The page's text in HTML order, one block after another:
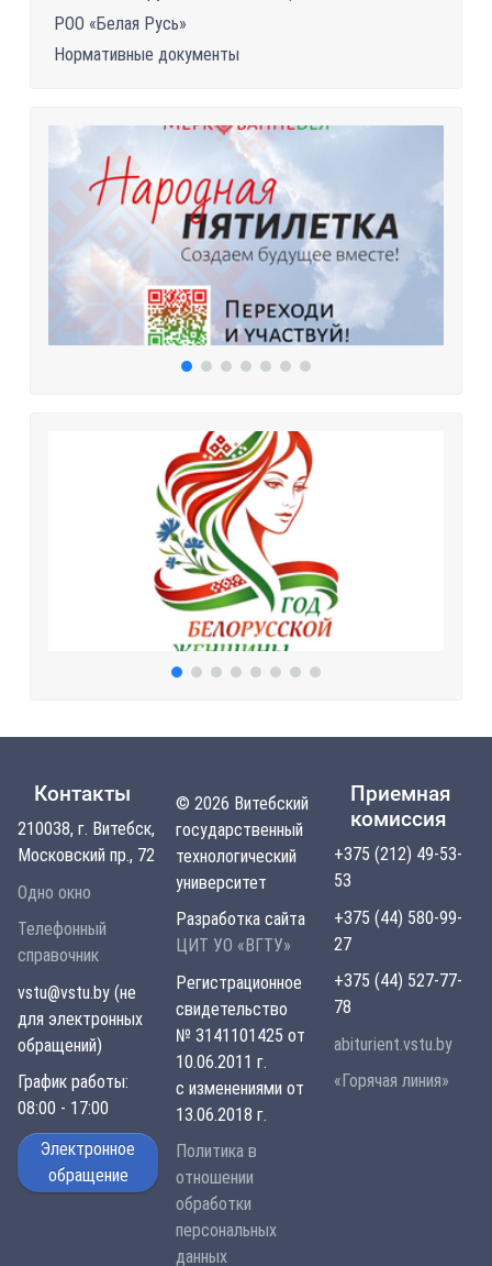
РОО «Белая Русь»
Нормативные документы
Контакты
210038, г. Витебск,
Московский пр., 72
Одно окно
Телефонный
справочник
vstu@vstu.by (не
для электронных
обращений)
График работы:
08:00 - 17:00
Электронное
обращение
© 2026 Витебский
государственный
технологический
университет
Разработка сайта
ЦИТ УО «ВГТУ»
Регистрационное
свидетельство
№ 3141101425 от
10.06.2011 г.
с изменениями от
13.06.2018 г.
Политика в
отношении
обработки
персональных
данных
Приемная
комиссия
+375 (212) 49-53-
53
+375 (44) 580-99-
27
+375 (44) 527-77-
78
abiturient.vstu.by
«Горячая линия»